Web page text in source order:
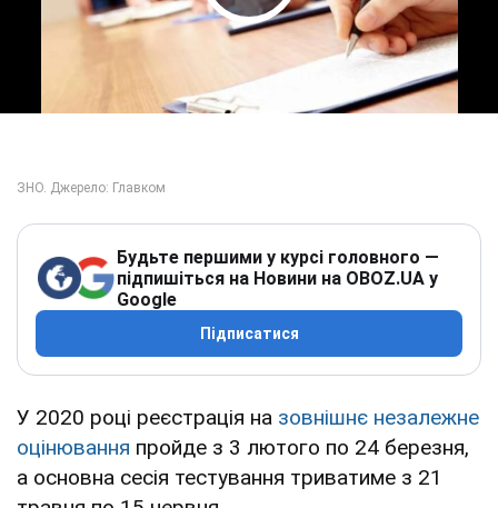
Play Video
Будьте першими у курсі головного —
підпишіться на Новини на OBOZ.UA у
Google
Підписатися
У 2020 році реєстрація на зовнішнє незалежне
оцінювання пройде з 3 лютого по 24 березня,
а основна сесія тестування триватиме з 21